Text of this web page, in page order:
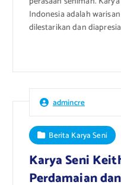
Indonesia adalah
dilestarikan dan
admincre
Berita Karya Seni
Karya Seni
Perdamaian